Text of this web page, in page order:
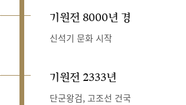
기원전 8000년 경
신석기 문화 시작
기원전 2333년
단군왕검, 고조선 건국